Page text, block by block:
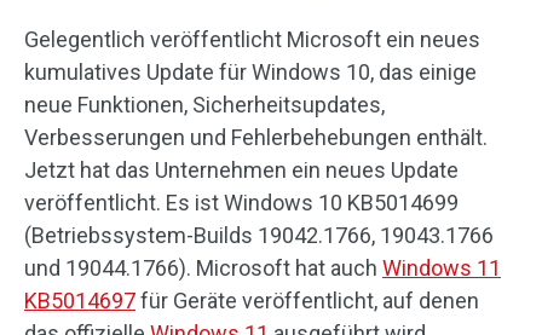
Gelegentlich veröffentlicht Microsoft ein neues
kumulatives Update für Windows 10, das einige
neue Funktionen, Sicherheitsupdates,
Verbesserungen und Fehlerbehebungen enthält.
Jetzt hat das Unternehmen ein neues Update
veröffentlicht. Es ist Windows 10 KB5014699
(Betriebssystem-Builds 19042.1766, 19043.1766
und 19044.1766). Microsoft hat auch Windows 11
KB5014697für Geräte veröffentlicht, auf denen